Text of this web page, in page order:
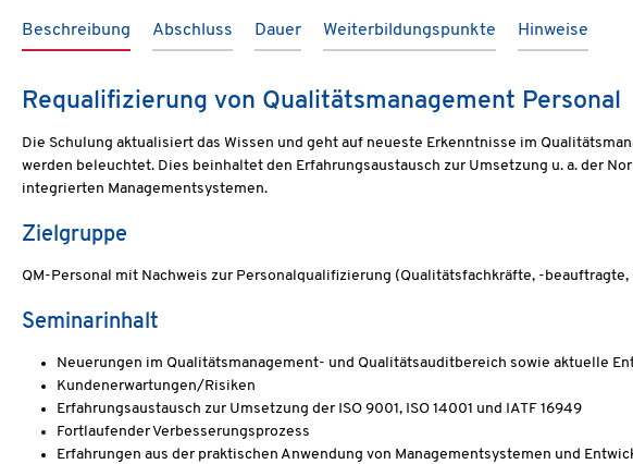
Beschreibung Abschluss Dauer Weiterbildungspunkte Hinweise
Requalifizierung von Qualitätsmanagement Personal
Die Schulung aktualisiert das Wissen und geht auf neueste Erkenntnisse im
werden beleuchtet. Dies beinhaltet den Erfahrungsaustausch zur Umsetzung u. a. der
integrierten Managementsystemen.
Zielgruppe
QM-Personal mit Nachweis zur Personalqualifizierung (Qualitätsfachkräfte, -
Seminarinhalt
Neuerungen im Qualitätsmanagement- und Qualitätsauditbereich sowie aktuelle
Kundenerwartungen/Risiken
Erfahrungsaustausch zur Umsetzung der ISO 9001, ISO 14001 und IATF 16949
Fortlaufender Verbesserungsprozess
Erfahrungen aus der praktischen Anwendung von Managementsystemen und